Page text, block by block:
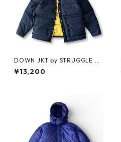
DOWN JKT by STRUGGLE G
EAR
¥13,200